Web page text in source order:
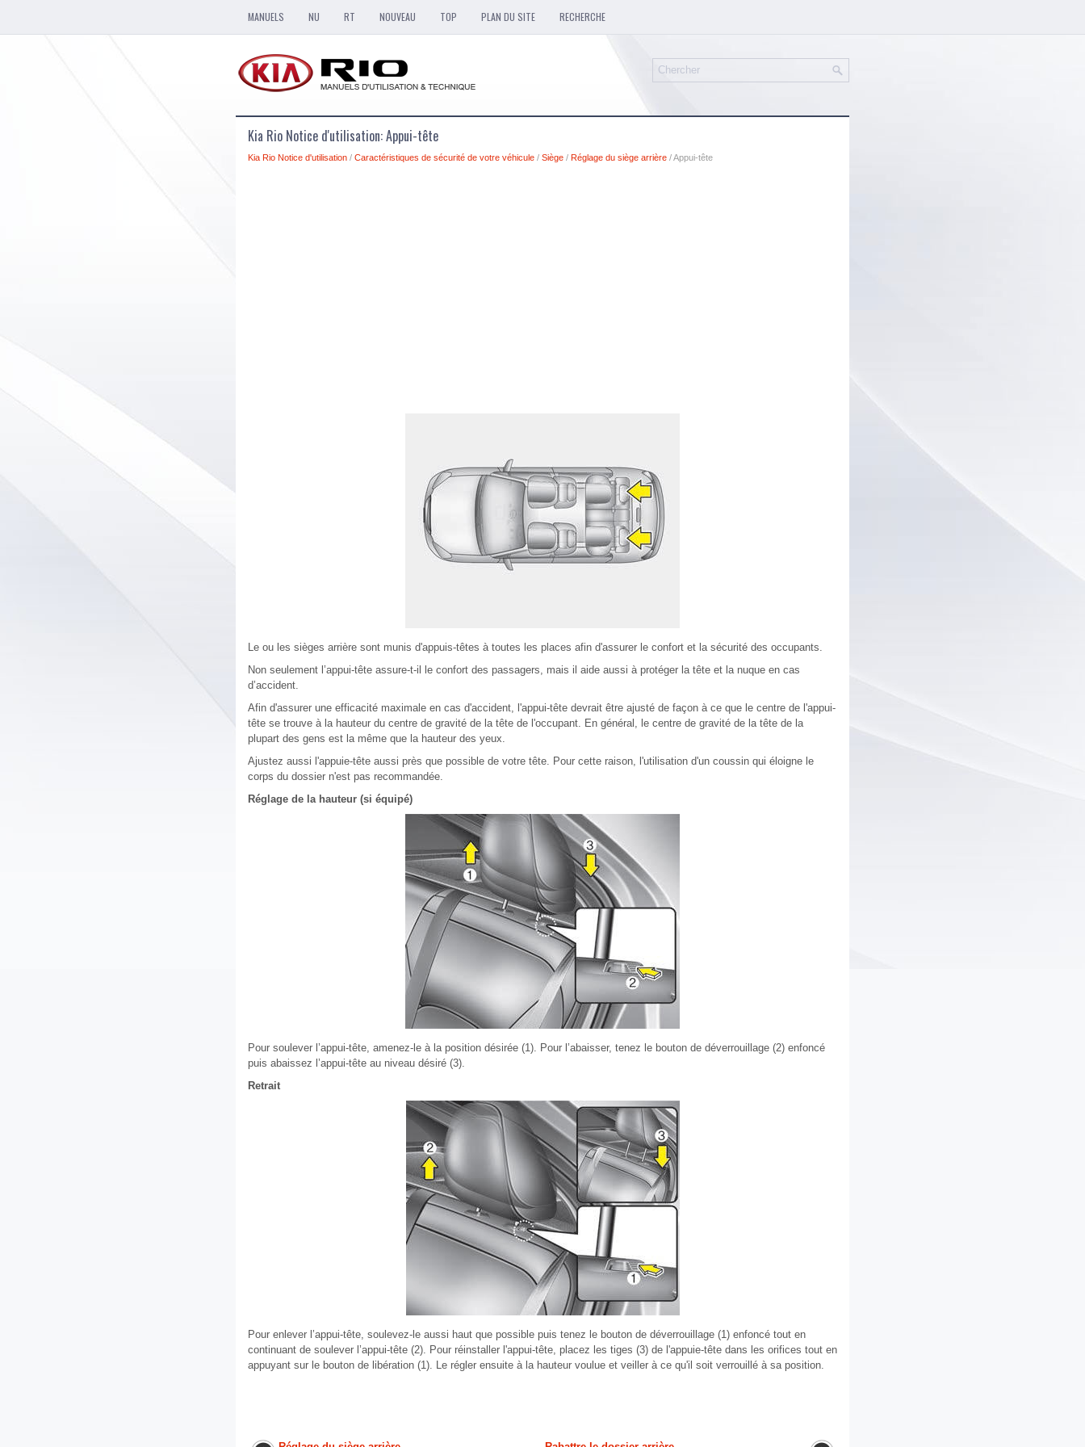
MANUELS NU RT NOUVEAU TOP PLAN DU SITE RECHERCHE
Kia Rio Notice d'utilisation: Appui-tête
Kia Rio Notice d'utilisation / Caractéristiques de sécurité de votre véhicule / Siège / Réglage du siège arrière / Appui-tête
Le ou les sièges arrière sont munis d'appuis-têtes à toutes les places afin d'assurer le confort et la sécurité des occupants.
Non seulement l’appui-tête assure-t-il le confort des passagers, mais il aide aussi à protéger la tête et la nuque en cas
d’accident.
Afin d'assurer une efficacité maximale en cas d'accident, l'appui-tête devrait être ajusté de façon à ce que le centre de l'appui-
tête se trouve à la hauteur du centre de gravité de la tête de l'occupant. En général, le centre de gravité de la tête de la
plupart des gens est la même que la hauteur des yeux.
Ajustez aussi l'appuie-tête aussi près que possible de votre tête. Pour cette raison, l'utilisation d'un coussin qui éloigne le
corps du dossier n'est pas recommandée.
Réglage de la hauteur (si équipé)
Pour soulever l’appui-tête, amenez-le à la position désirée (1). Pour l’abaisser, tenez le bouton de déverrouillage (2) enfoncé
puis abaissez l’appui-tête au niveau désiré (3).
Retrait
Pour enlever l’appui-tête, soulevez-le aussi haut que possible puis tenez le bouton de déverrouillage (1) enfoncé tout en
continuant de soulever l’appui-tête (2). Pour réinstaller l'appui-tête, placez les tiges (3) de l'appuie-tête dans les orifices tout en
appuyant sur le bouton de libération (1). Le régler ensuite à la hauteur voulue et veiller à ce qu'il soit verrouillé à sa position.